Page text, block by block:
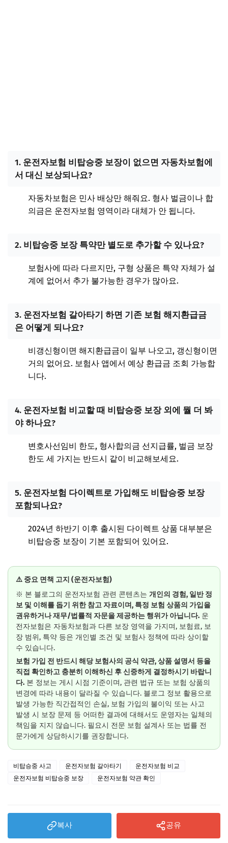
1. 운전자보험 비탑승중 보장이 없으면 자동차보험에
서 대신 보상되나요?
자동차보험은 민사 배상만 해줘요. 형사 벌금이나 합
의금은 운전자보험 영역이라 대체가 안 됩니다.
2. 비탑승중 보장 특약만 별도로 추가할 수 있나요?
보험사에 따라 다르지만, 구형 상품은 특약 자체가 설
계에 없어서 추가 불가능한 경우가 많아요.
3. 운전자보험 갈아타기 하면 기존 보험 해지환급금
은 어떻게 되나요?
비갱신형이면 해지환급금이 일부 나오고, 갱신형이면
거의 없어요. 보험사 앱에서 예상 환급금 조회 가능합
니다.
4. 운전자보험 비교할 때 비탑승중 보장 외에 뭘 더 봐
야 하나요?
변호사선임비 한도, 형사합의금 선지급률, 벌금 보장
한도 세 가지는 반드시 같이 비교해보세요.
5. 운전자보험 다이렉트로 가입해도 비탑승중 보장
포함되나요?
2024년 하반기 이후 출시된 다이렉트 상품 대부분은
비탑승중 보장이 기본 포함되어 있어요.
⚠️ 중요 면책 고지 (운전자보험)
※ 본 블로그의 운전자보험 관련 콘텐츠는 개인의 경험, 일반 정
보 및 이해를 돕기 위한 참고 자료이며, 특정 보험 상품의 가입을
권유하거나 재무/법률적 자문을 제공하는 행위가 아닙니다. 운
전자보험은 자동차보험과 다른 보장 영역을 가지며, 보험료, 보
장 범위, 특약 등은 개인별 조건 및 보험사 정책에 따라 상이할
수 있습니다.
보험 가입 전 반드시 해당 보험사의 공식 약관, 상품 설명서 등을
직접 확인하고 충분히 이해하신 후 신중하게 결정하시기 바랍니
다. 본 정보는 게시 시점 기준이며, 관련 법규 또는 보험 상품의
변경에 따라 내용이 달라질 수 있습니다. 블로그 정보 활용으로
발생 가능한 직간접적인 손실, 보험 가입의 불이익 또는 사고
발생 시 보장 문제 등 어떠한 결과에 대해서도 운영자는 일체의
책임을 지지 않습니다. 필요시 전문 보험 설계사 또는 법률 전
문가에게 상담하시기를 권장합니다.
비탑승중 사고 운전자보험 갈아타기
운전자보험 비교
운전자보험 비탑승중 보장
운전자보험 약관 확인
복사 공유